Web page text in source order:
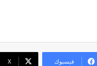
فيسبوك ‫X